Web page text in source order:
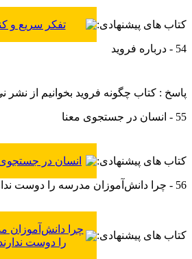
کتاب های پیشنهادی: تفکر سریع و
54 - درباره فروید
پاسخ : کتاب چگونه فروید بخوانیم از نشر
55 - انسان در جستجوی معنا
کتاب های پیشنهادی: انسان در
56 - چرا دانش‌‌آموزان مدرسه را دوست ندارند؟
کتاب های پیشنهادی:
چرا دانش‌آموزان
را دوست